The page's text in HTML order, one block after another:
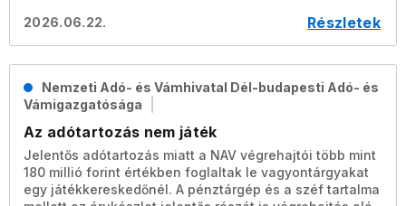
2026.06.22.
Részletek
Nemzeti Adó- és Vámhivatal Dél-budapesti Adó- és
Vámigazgatósága
Az adótartozás nem játék
Jelentős adótartozás miatt a NAV végrehajtói több mint
180 millió forint értékben foglaltak le vagyontárgyakat
egy játékkereskedőnél. A pénztárgép és a széf tartalma